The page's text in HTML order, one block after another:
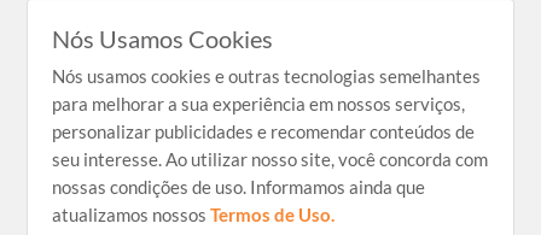
Nós Usamos Cookies
Nós usamos cookies e outras tecnologias semelhantes
para melhorar a sua experiência em nossos serviços,
personalizar publicidades e recomendar conteúdos de
seu interesse. Ao utilizar nosso site, você concorda com
nossas condições de uso. Informamos ainda que
atualizamos nossosTermos de Uso.
LINKEDIN